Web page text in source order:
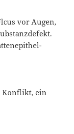
vor Augen,
Konflikt, ein